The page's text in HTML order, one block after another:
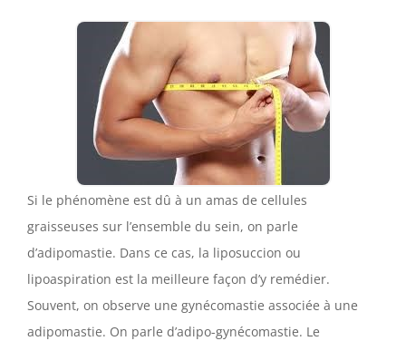
Si le phénomène est dû à un amas de cellules
graisseuses sur l’ensemble du sein, on parle
d’adipomastie. Dans ce cas, la liposuccion ou
lipoaspiration est la meilleure façon d’y remédier.
Souvent, on observe une gynécomastie associée à une
adipomastie. On parle d’adipo-gynécomastie. Le